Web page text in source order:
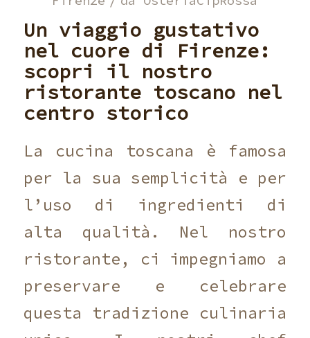
Un viaggio gustativo
nel cuore di Firenze:
scopri il nostro
ristorante toscano nel
centro storico
La cucina toscana è famosa
per la sua semplicità e per
l’uso di ingredienti di
alta qualità. Nel nostro
ristorante, ci impegniamo a
preservare e celebrare
questa tradizione culinaria